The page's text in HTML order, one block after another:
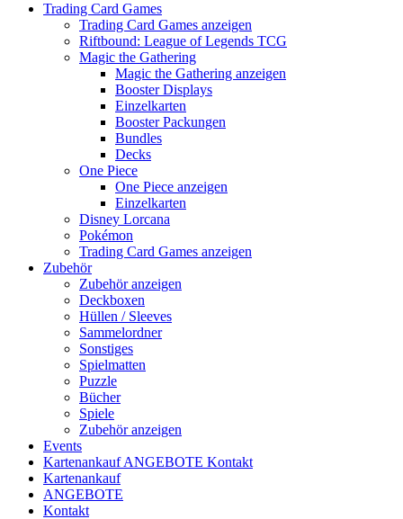
Trading Card Games
Trading Card Games anzeigen
Riftbound: League of Legends TCG
Magic the Gathering
Magic the Gathering anzeigen
Booster Displays
Einzelkarten
Booster Packungen
Bundles
Decks
One Piece
One Piece anzeigen
Einzelkarten
Disney Lorcana
Pokémon
Trading Card Games anzeigen
Zubehör
Zubehör anzeigen
Deckboxen
Hüllen / Sleeves
Sammelordner
Sonstiges
Spielmatten
Puzzle
Bücher
Spiele
Zubehör anzeigen
Events
KartenankaufANGEBOTE Kontakt
Kartenankauf
ANGEBOTE
Kontakt